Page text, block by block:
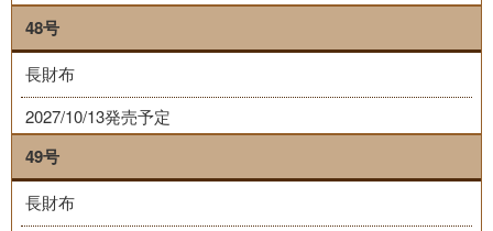
48号
長財布
2027/10/13発売予定
49号
長財布